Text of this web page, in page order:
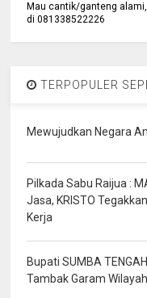
Mau cantik/ganteng
di 081338522226
TERPOPULER
Mewujudkan Negara
Pilkada Sabu Raijua :
Jasa, KRISTO
Kerja
Bupati SUMBA
Tambak Garam